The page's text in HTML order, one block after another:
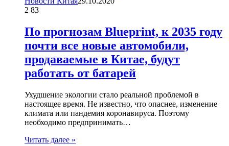
2 83
По прогнозам Blueprint, к 2035 году
почти все новые автомобили,
продаваемые в Китае, будут
работать от батарей
Ухудшение экологии стало реальной проблемой в
настоящее время. Не известно, что опаснее, изменение
климата или пандемия коронавируса. Поэтому
необходимо предпринимать…
Читать далее »